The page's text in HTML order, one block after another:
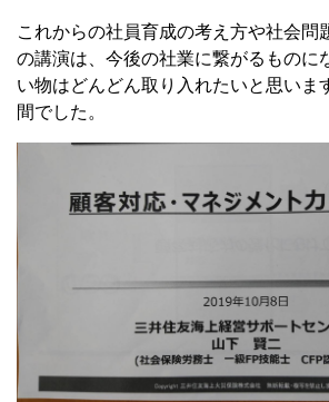
これからの社員育成の考え方や社会問
の講演は、今後の社業に繋がるものに
い物はどんどん取り入れたいと思いま
間でした。